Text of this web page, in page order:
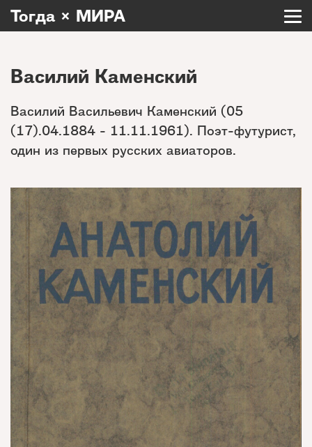
Тогда × МИРА
Василий Каменский
Василий Васильевич Каменский (05
(17).04.1884 - 11.11.1961). Поэт-футурист,
один из первых русских авиаторов.